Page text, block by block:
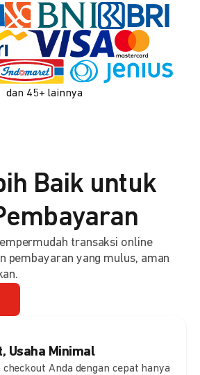
dan 45+ lainnya
Usaha Minimal
Anda dengan cepat hanya
Baik untuk
transaksi online
pembayaran yang mulus, aman